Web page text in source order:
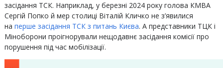
засідання ТСК. Наприклад, у березні 2024 року голова КМВА
Сергій Попко й мер столиці Віталій Кличко не з’явилися
на перше засідання ТСК з питань Києва. А представники ТЦК і
Міноборони проігнорували нещодавнє засідання комісії про
порушення під час мобілізації.